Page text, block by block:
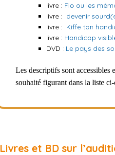
livre : Flo ou les
livre : devenir
livre : Kiffe ton
livre : Handicap
DVD : Le pays des
Les descriptifs sont
souhaité figurant dans la liste ci-
Livres et BD sur